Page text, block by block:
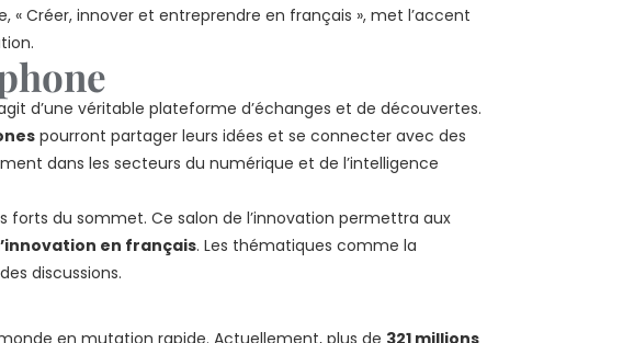
« Créer, innover et entreprendre en français », met l’accent
d’une véritable plateforme d’échanges et de découvertes.
pourront partager leurs idées et se connecter avec des
dans les secteurs du numérique et de l’intelligence
forts du sommet. Ce salon de l’innovation permettra aux
en français. Les thématiques comme la
discussions.
en mutation rapide. Actuellement, plus de 321 millions